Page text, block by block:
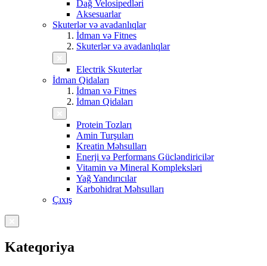
Dağ Velosipedləri
Aksesuarlar
Skuterlər və avadanlıqlar
İdman və Fitnes
Skuterlər və avadanlıqlar
Electrik Skuterlər
İdman Qidaları
İdman və Fitnes
İdman Qidaları
Protein Tozları
Amin Turşuları
Kreatin Məhsulları
Enerji və Performans Gücləndiricilər
Vitamin və Mineral Kompleksləri
Yağ Yandırıcılar
Karbohidrat Məhsulları
Çıxış
Kateqoriya